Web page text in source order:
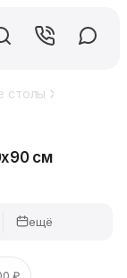
столы
см
ещё